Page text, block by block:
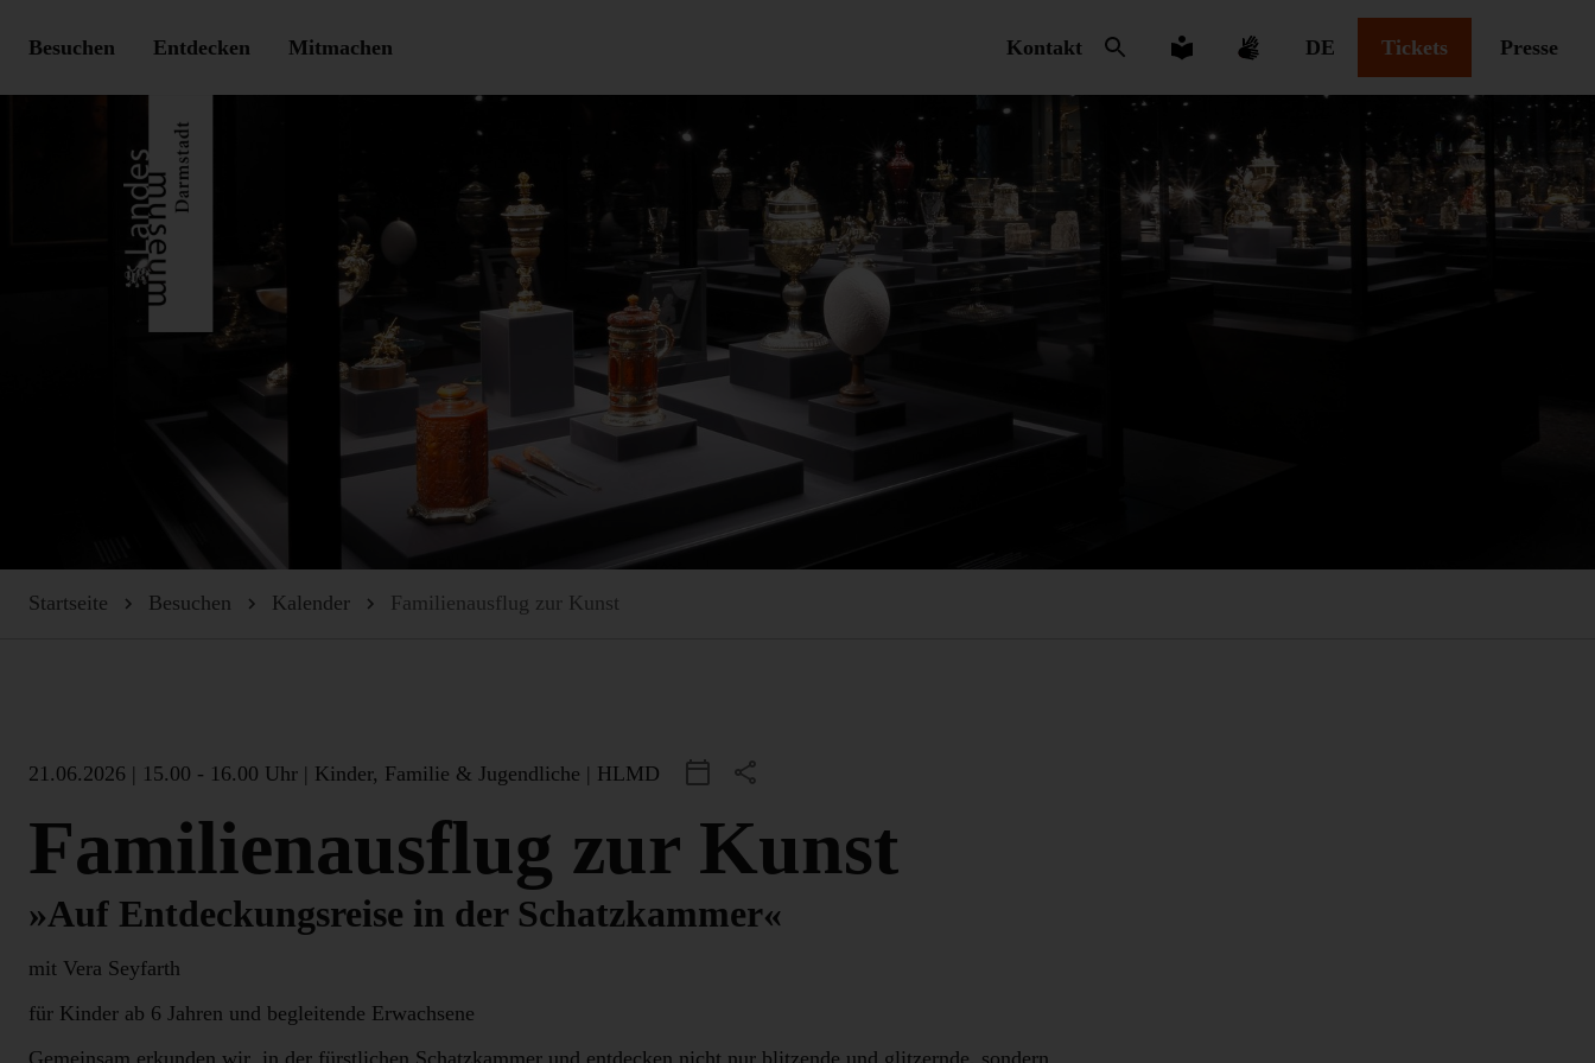
Besuchen Entdecken Mitmachen Kontakt DE Tickets Presse
Startseite Besuchen Kalender Familienausflug zur Kunst
21.06.2026 | 15.00 - 16.00 Uhr | Kinder, Familie & Jugendliche | HLMD Add Event to Calendar
Familienausflug zur Kunst
»Auf Entdeckungsreise in der Schatzkammer«
mit Vera Seyfarth
für Kinder ab 6 Jahren und begleitende Erwachsene
Gemeinsam erkunden wir in der fürstlichen Schatzkammer und entdecken nicht nur blitzende und glitzernde, sondern